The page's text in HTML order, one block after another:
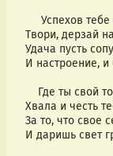
Успехов тебе
Твори, дерзай
Удача пусть
И настроение, и
Где ты свой
Хвала и честь
За то, что свое
И даришь свет